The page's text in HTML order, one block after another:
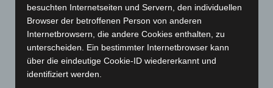
Januar 2024 (111)
Dezember 2023
(130)
November 2023 (130)
Oktober 2023(114)
besuchten Internetseiten und Servern, den individuellen
Browser der betroffenen Person von anderen
Internetbrowsern, die andere Cookies enthalten, zu
unterscheiden. Ein bestimmter Internetbrowser kann
über die eindeutige Cookie-ID wiedererkannt und
identifiziert werden.